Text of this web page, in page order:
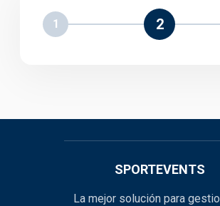
1 2
SPORTEVENTS
La mejor solución para